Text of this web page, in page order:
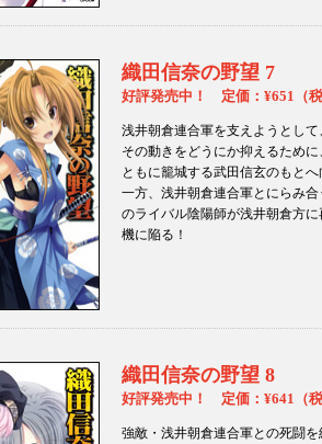
織田信奈の野望 7
好評発売中！ 定価：¥651（税
浅井朝倉連合軍を支えようとして
その動きをどうにか抑えるため
ともに籠城する武田信玄のもとへ
一方、浅井朝倉連合軍とにらみ
のライバル陰陽師が浅井朝倉方
機に陥る！
織田信奈の野望 8
好評発売中！ 定価：¥641（税
強敵・浅井朝倉連合軍との死闘